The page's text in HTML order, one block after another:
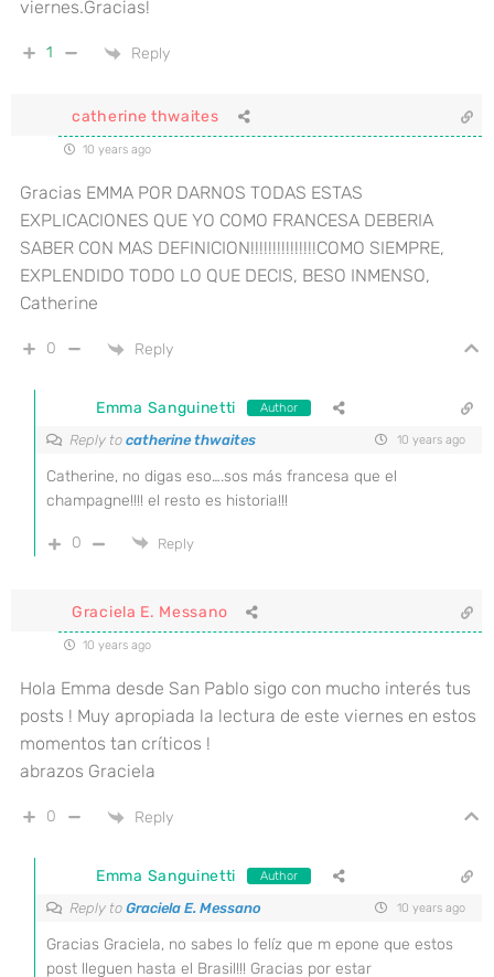
viernes.Gracias!
1 Reply
catherine thwaites
10 years ago
Gracias EMMA POR DARNOS TODAS ESTAS
EXPLICACIONES QUE YO COMO FRANCESA DEBERIA
SABER CON MAS DEFINICION!!!!!!!!!!!!!!!COMO SIEMPRE,
EXPLENDIDO TODO LO QUE DECIS, BESO INMENSO,
Catherine
0 Reply
Emma Sanguinetti Author
Reply to catherine thwaites 10 years ago
Catherine, no digas eso….sos más francesa que el
champagne!!!! el resto es historia!!!
0 Reply
Graciela E. Messano
10 years ago
Hola Emma desde San Pablo sigo con mucho interés tus
posts ! Muy apropiada la lectura de este viernes en estos
momentos tan críticos !
abrazos Graciela
0 Reply
Emma Sanguinetti Author
Reply to Graciela E. Messano 10 years ago
Gracias Graciela, no sabes lo felíz que m epone que estos
post lleguen hasta el Brasil!!! Gracias por estar